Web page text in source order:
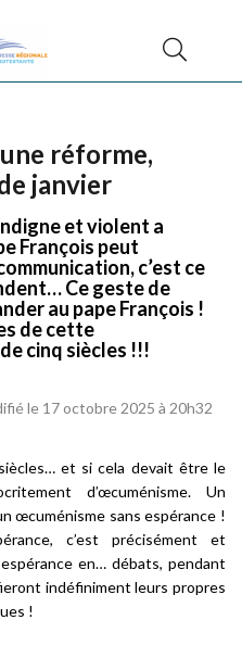
réforme,
janvier
et violent a
François peut
c’est ce
Ce geste de
au pape François !
de cette
cinq siècles !!!
le 17 octobre 2025 à 20h32
et si cela devait être le
d’œcuménisme. Un
œcuménisme sans espérance !
c’est précisément et
en… débats, pendant
indéfiniment leurs propres
!